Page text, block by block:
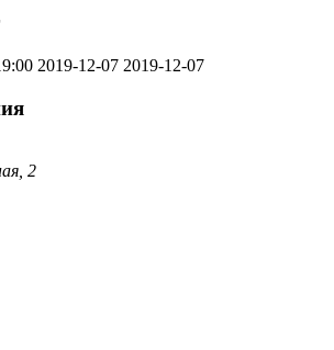
2019-12-07 2019-12-07
2